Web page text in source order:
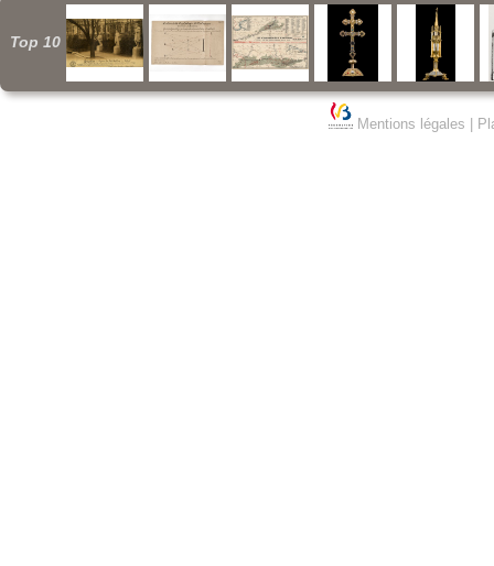
Top 10
Mentions légales